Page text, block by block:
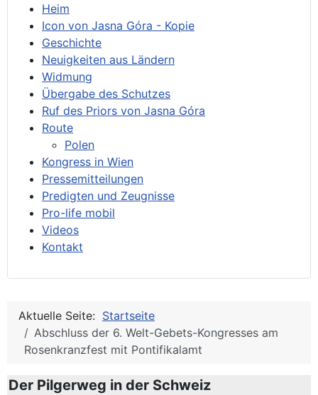
Heim
Icon von Jasna Góra - Kopie
Geschichte
Neuigkeiten aus Ländern
Widmung
Übergabe des Schutzes
Ruf des Priors von Jasna Góra
Route
Polen
Kongress in Wien
Pressemitteilungen
Predigten und Zeugnisse
Pro-life mobil
Videos
Kontakt
Aktuelle Seite: Startseite
Abschluss der 6. Welt-Gebets-Kongresses am
Rosenkranzfest mit Pontifikalamt
Der Pilgerweg in der Schweiz